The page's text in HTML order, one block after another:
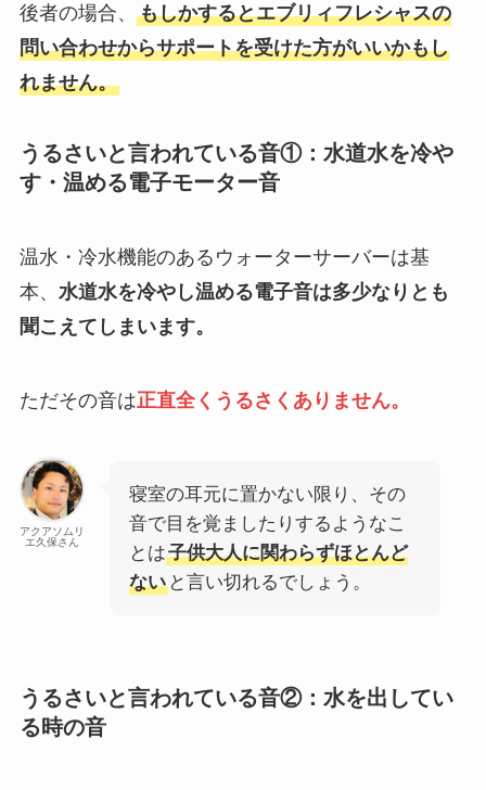
後者の場合、 もしかするとエブリィフレシャスの
問い合わせからサポートを受けた方がいいかもし
れません。
うるさいと言われている音①：水道水を冷や
す・温める電子モーター音
温水・冷水機能のあるウォーターサーバーは基
本、 水道水を冷やし温める電子音は多少なりとも
聞こえてしまいます。
ただその音は正直全くうるさくありません。
アクアソムリ
エ久保さん
寝室の耳元に置かない限り、その
音で目を覚ましたりするようなこ
とは子供大人に関わらずほとんど
ないと言い切れるでしょう。
うるさいと言われている音②：水を出してい
る時の音